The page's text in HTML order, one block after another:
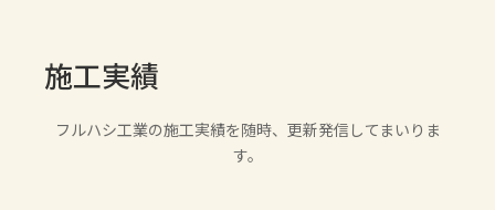
施工実績
フルハシ工業の施工実績を随時、更新発信してまいりま
す。